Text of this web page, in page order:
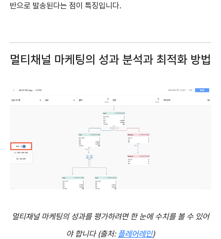
반으로 발송된다는 점이 특징입니다.
멀티채널 마케팅의 성과 분석과 최적화 방법
멀티채널 마케팅의 성과를 평가하려면 한 눈에 수치를 볼 수 있어
야 합니다 (출처: 플레어레인)